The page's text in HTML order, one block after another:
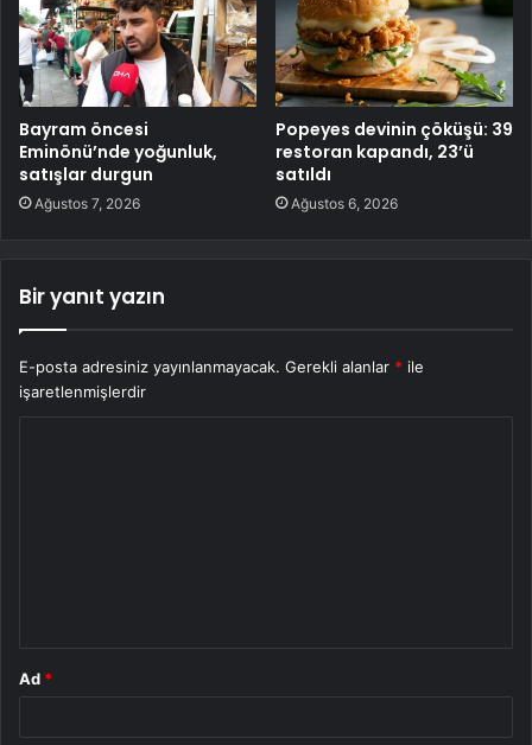
Bayram öncesi
Eminönü’nde yoğunluk,
satışlar durgun
Ağustos 7, 2026
Popeyes devinin çöküşü: 39
restoran kapandı, 23’ü
satıldı
Ağustos 6, 2026
Bir yanıt yazın
E-posta adresiniz yayınlanmayacak. Gerekli alanlar * ile
işaretlenmişlerdir
Ad *